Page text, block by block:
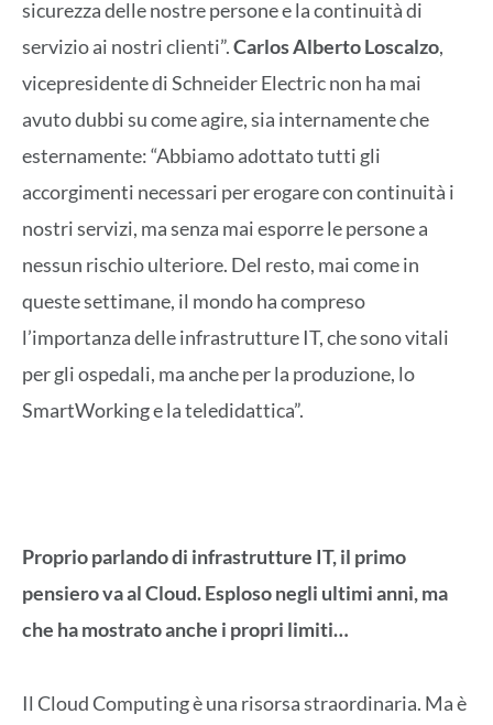
sicurezza delle nostre persone e la continuità di
servizio ai nostri clienti”.Carlos Alberto Loscalzo,
vicepresidente di Schneider Electric non ha mai
avuto dubbi su come agire, sia internamente che
esternamente: “Abbiamo adottato tutti gli
accorgimenti necessari per erogare con continuità i
nostri servizi, ma senza mai esporre le persone a
nessun rischio ulteriore. Del resto, mai come in
queste settimane, il mondo ha compreso
l’importanza delle infrastrutture IT, che sono vitali
per gli ospedali, ma anche per la produzione, lo
SmartWorking e la teledidattica”.
Proprio parlando di infrastrutture IT, il primo
pensiero va al Cloud. Esploso negli ultimi anni, ma
che ha mostrato anche i propri limiti…
Il Cloud Computing è una risorsa straordinaria. Ma è